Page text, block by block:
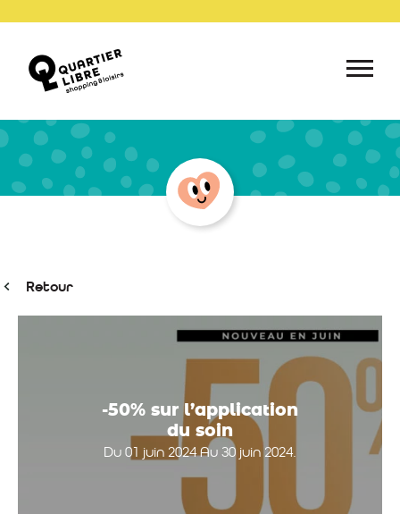
Retour
-50% sur l’application
du soin
Du 01 juin 2024 Au 30 juin 2024.